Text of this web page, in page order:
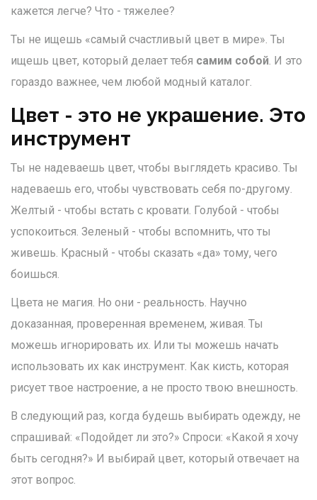
кажется легче? Что - тяжелее?
Ты не ищешь «самый счастливый цвет в мире». Ты
ищешь цвет, который делает тебя самим собой. И это
гораздо важнее, чем любой модный каталог.
Цвет - это не украшение. Это
инструмент
Ты не надеваешь цвет, чтобы выглядеть красиво. Ты
надеваешь его, чтобы чувствовать себя по-другому.
Желтый - чтобы встать с кровати. Голубой - чтобы
успокоиться. Зеленый - чтобы вспомнить, что ты
живешь. Красный - чтобы сказать «да» тому, чего
боишься.
Цвета не магия. Но они - реальность. Научно
доказанная, проверенная временем, живая. Ты
можешь игнорировать их. Или ты можешь начать
использовать их как инструмент. Как кисть, которая
рисует твое настроение, а не просто твою внешность.
В следующий раз, когда будешь выбирать одежду, не
спрашивай: «Подойдет ли это?» Спроси: «Какой я хочу
быть сегодня?» И выбирай цвет, который отвечает на
этот вопрос.